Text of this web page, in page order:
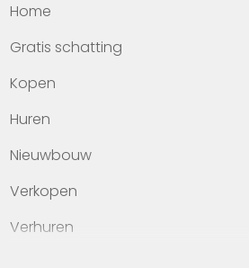
Home
Gratis schatting
Kopen
Huren
Nieuwbouw
Verkopen
Verhuren